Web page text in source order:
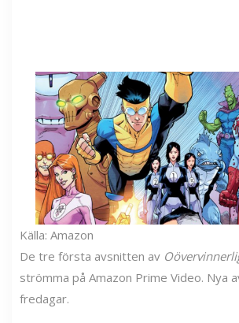
Källa: Amazon
De tre första avsnitten av
strömma på Amazon Prime Video. Nya
fredagar.